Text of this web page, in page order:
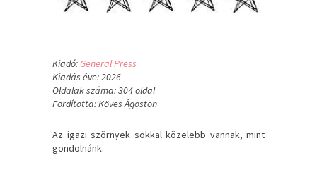
Kiadó:General Press
Kiadás éve: 2026
Oldalak száma: 304 oldal
Fordította: Köves Ágoston
Az igazi szörnyek sokkal közelebb vannak, mint
gondolnánk.